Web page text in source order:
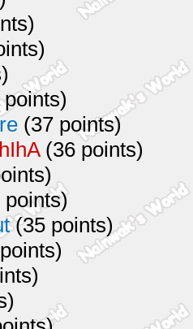
(37 points)
(36 points)
points)
(35 points)